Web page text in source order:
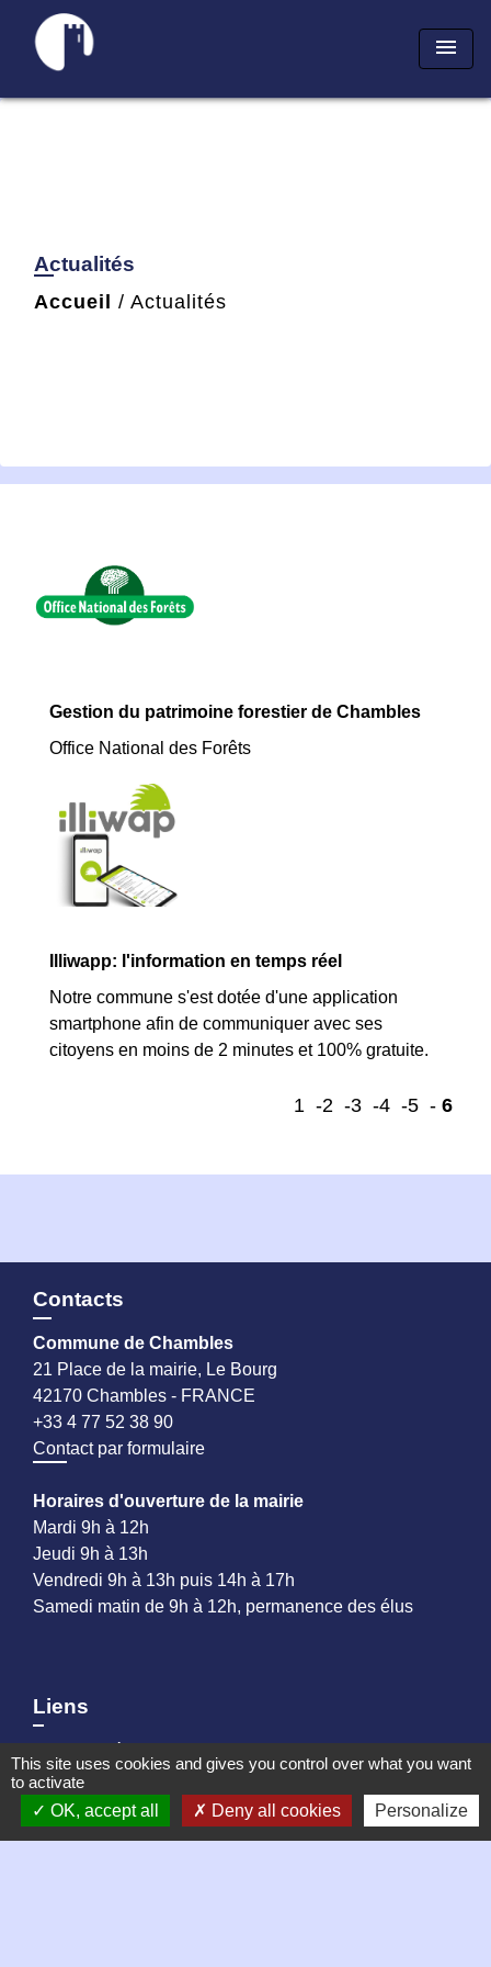
menu
Actualités
Accueil / Actualités
Gestion du patrimoine forestier de Chambles
Office National des Forêts
Illiwapp: l'information en temps réel
Notre commune s'est dotée d'une application
smartphone afin de communiquer avec ses
citoyens en moins de 2 minutes et 100% gratuite.
1 -2 -3 -4 -5 - 6
Contacts
Commune de Chambles
21 Place de la mairie, Le Bourg
42170 Chambles - FRANCE
+33 4 77 52 38 90
Contact par formulaire
Horaires d'ouverture de la mairie
Mardi 9h à 12h
Jeudi 9h à 13h
Vendredi 9h à 13h puis 14h à 17h
Samedi matin de 9h à 12h, permanence des élus
Liens
Plan du site
This site uses cookies and gives you control over what you want
to activate
OK, accept all
Deny all cookies Personalize